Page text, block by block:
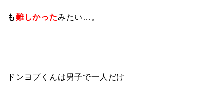
も難しかったみたい…。
ドンヨプくんは男子で一人だけ